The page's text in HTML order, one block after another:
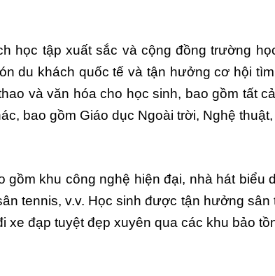
học tập xuất sắc và cộng đồng trường
du khách quốc tế và tận hưởng cơ hội
và văn hóa cho học sinh, bao gồm tất
bao gồm Giáo dục Ngoài trời, Nghệ
khu công nghệ hiện đại, nhà hát biểu
tennis, v.v. Học sinh được tận hưởng
xe đạp tuyệt đẹp xuyên qua các khu bảo